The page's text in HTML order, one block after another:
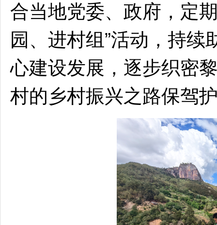
合当地党委、政府，定
园、进村组”活动，持续
心建设发展，逐步织密
村的乡村振兴之路保驾